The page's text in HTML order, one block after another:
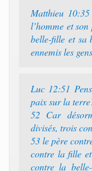
Matthieu
l’homme et
belle-fille et sa
ennemis les
Luc 12:51
paix sur la
52 Car
divisés, trois
53 le père
contre la fille
contre la